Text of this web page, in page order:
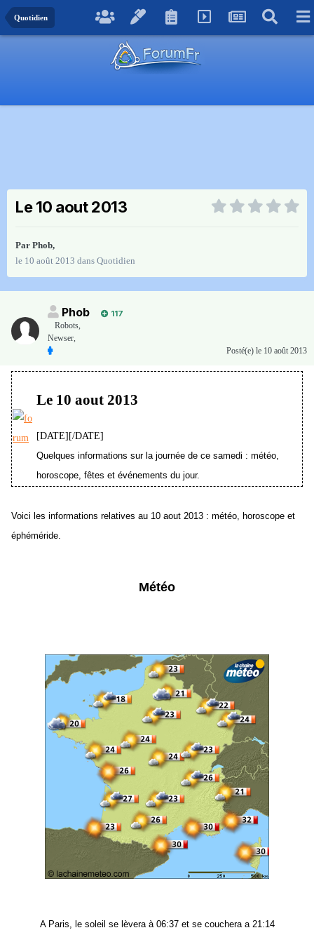
Quotidien
Le 10 aout 2013
Par Phob,
le 10 août 2013 dans Quotidien
Phob
117
Robots,
Newser,
Posté(e) le 10 août 2013
Le 10 aout 2013
[DATE][/DATE]
Quelques informations sur la journée de ce samedi : météo,
horoscope, fêtes et événements du jour.
Voici les informations relatives au 10 aout 2013 : météo, horoscope et
éphéméride.
Météo
A Paris, le soleil se lèvera à 06:37 et se couchera a 21:14